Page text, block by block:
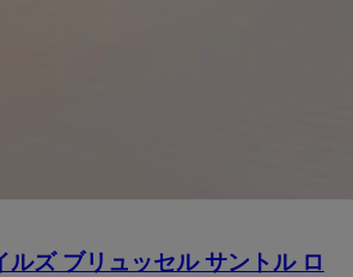
ルズ ブリュッセル サントル ロ